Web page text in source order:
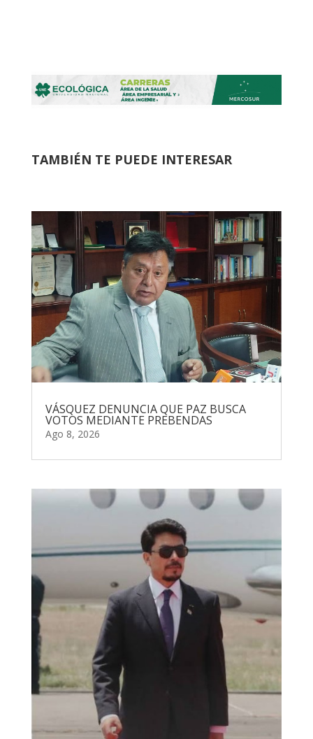
TAMBIÉN TE PUEDE INTERESAR
VÁSQUEZ DENUNCIA QUE PAZ BUSCA
VOTOS MEDIANTE PREBENDAS
Ago 8, 2026